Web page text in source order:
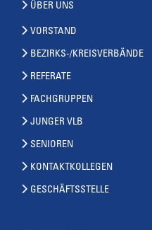
ÜBER UNS
VORSTAND
BEZIRKS-/KREISVERBÄNDE
REFERATE
FACHGRUPPEN
JUNGER VLB
SENIOREN
KONTAKTKOLLEGEN
GESCHÄFTSSTELLE